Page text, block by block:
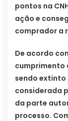
pontos na
ação e
comprador a
De acordo
cumprimento
sendo
considerada
da parte
processo.